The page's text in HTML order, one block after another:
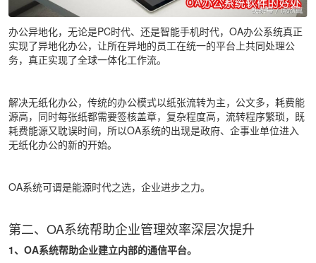
办公异地化，无论是PC时代、还是智能手机时代，OA办公系统真正
实现了异地化办公，让所在异地的员工在统一的平台上共同处理公
务，真正实现了全球一体化工作流。
解决无纸化办公，传统的办公模式以纸张流转为主，公文多，耗费能
源高，同时每张纸都需要签核盖章，复杂程度高，流转程序繁琐，既
耗费能源又耽误时间，所以OA系统的出现是政府、企事业单位进入
无纸化办公的新的开始。
OA系统可谓是能源时代之选，企业进步之力。
第二、OA系统帮助企业管理效率深层次提升
1、OA系统帮助企业建立内部的通信平台。